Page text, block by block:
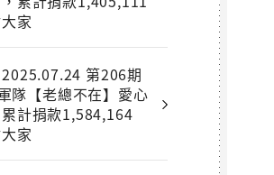
家
第206期
隊【老總不在】愛心
計捐款1,584,164
家